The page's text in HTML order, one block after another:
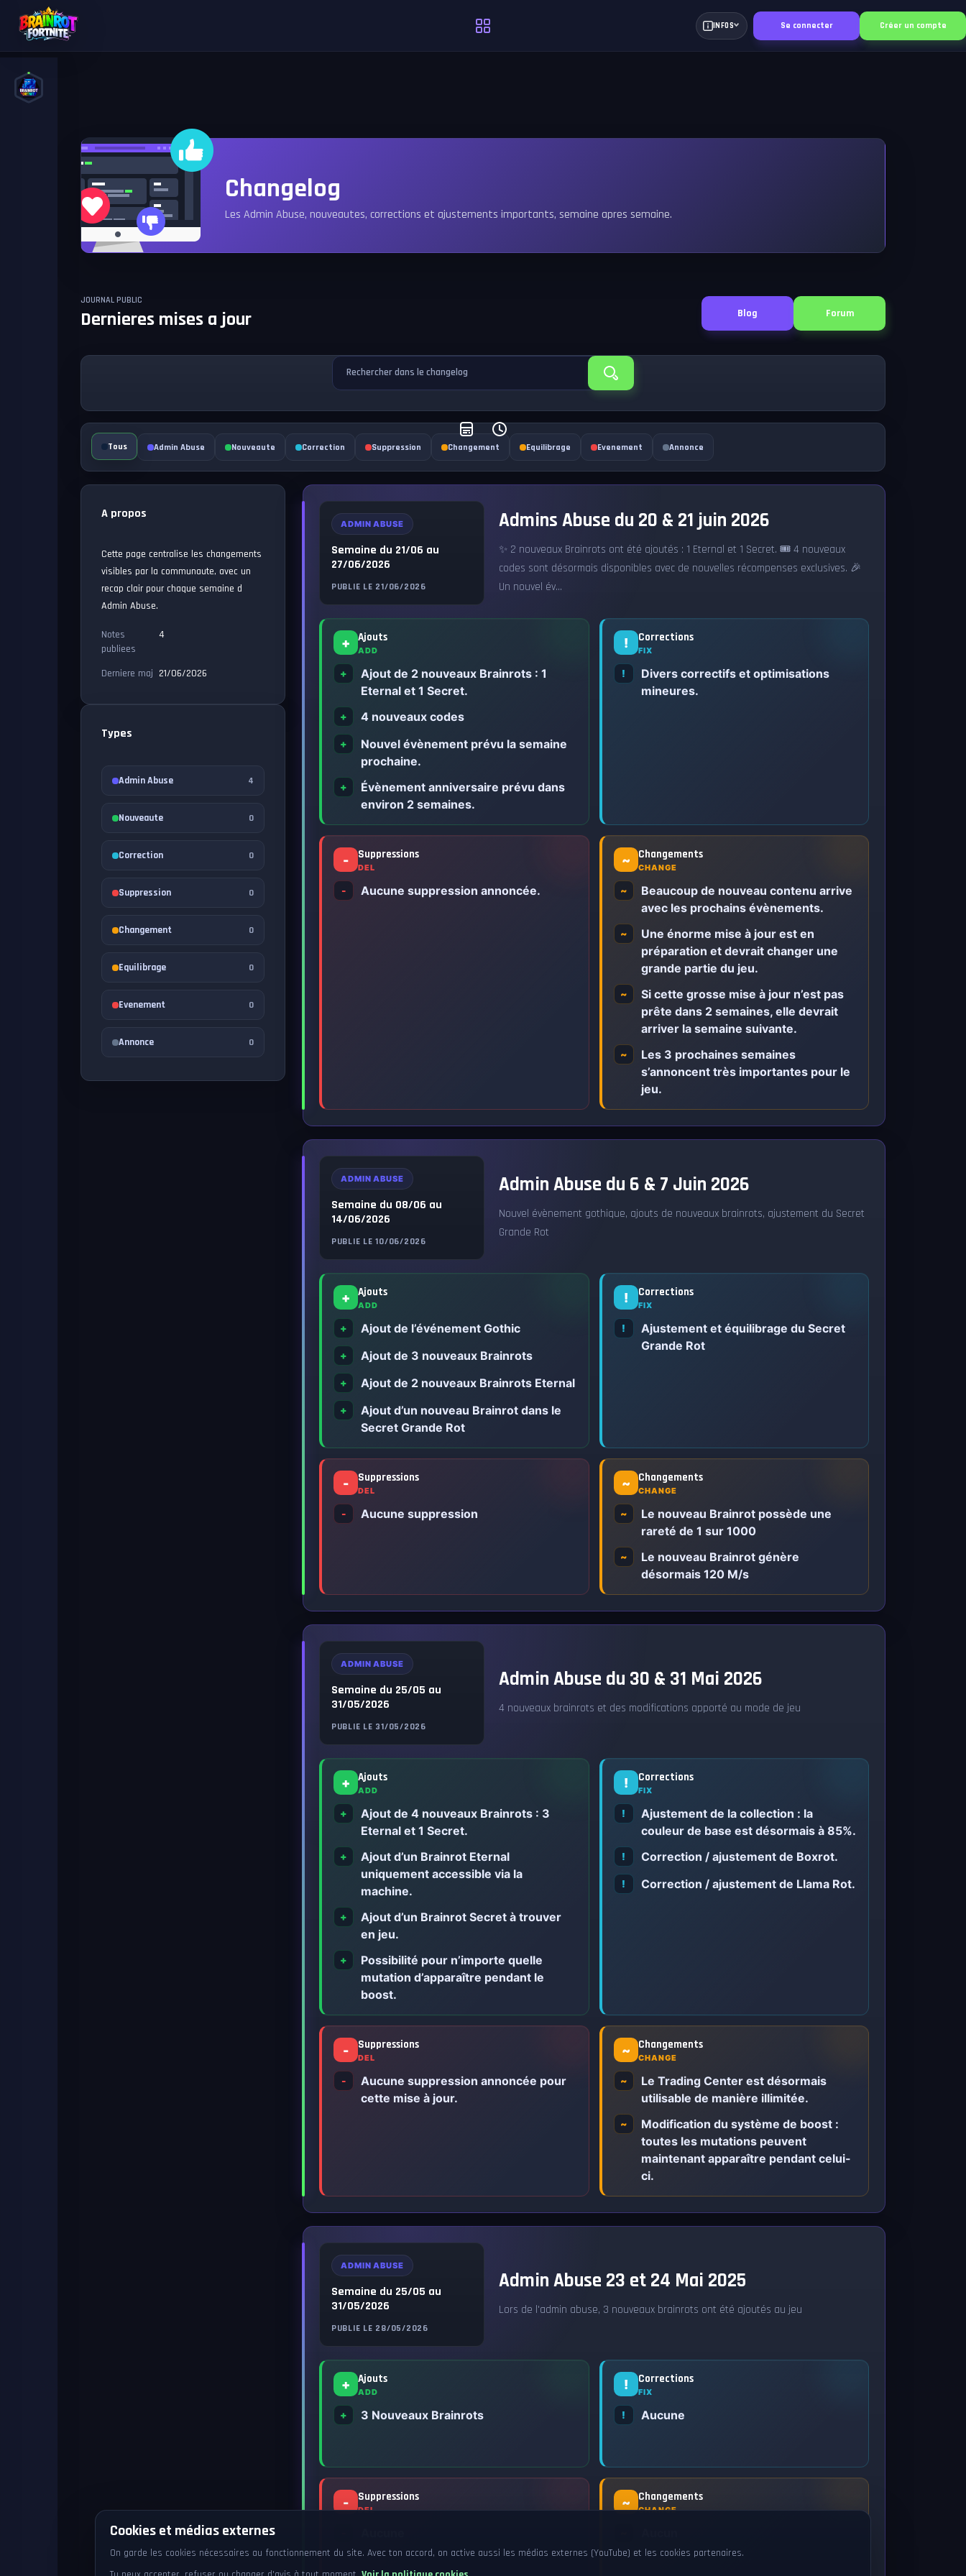
INFOS Se connecter Créer un compte
Cookies et médias externes
On garde les cookies nécessaires au fonctionnement du site. Avec ton accord, on active aussi les médias externes (YouTube) et les cookies partenaires.
Changelog
Les Admin Abuse, nouveautes, corrections et ajustements importants, semaine apres semaine.
JOURNAL PUBLIC
Dernieres mises a jour Blog Forum
Rechercher dans le changelog
Tous Admin Abuse Nouveaute Correction Suppression Changement Equilibrage Evenement Annonce
A propos
Cette page centralise les changements
visibles par la communaute, avec un
recap clair pour chaque semaine d
Admin Abuse.
Notes
publiees
4
Derniere maj 21/06/2026
Types
Admin Abuse 4
Nouveaute 0
Correction 0
Suppression 0
Changement 0
Equilibrage 0
Evenement 0
Annonce 0
ADMIN ABUSE
Semaine du 21/06 au
27/06/2026
PUBLIE LE 21/06/2026
Admins Abuse du 20 & 21 juin 2026
✨ 2 nouveaux Brainrots ont été ajoutés : 1 Eternal et 1 Secret. 🎟️ 4 nouveaux
codes sont désormais disponibles avec de nouvelles récompenses exclusives. 🎉
Un nouvel év...
+ Ajouts
ADD
+
Ajout de 2 nouveaux Brainrots : 1
Eternal et 1 Secret.
+ 4 nouveaux codes
+
Nouvel évènement prévu la semaine
prochaine.
+
Évènement anniversaire prévu dans
environ 2 semaines.
! Corrections
FIX
!
Divers correctifs et optimisations
mineures.
- Suppressions
DEL
- Aucune suppression annoncée.
~ Changements
CHANGE
~
Beaucoup de nouveau contenu arrive
avec les prochains évènements.
~
Une énorme mise à jour est en
préparation et devrait changer une
grande partie du jeu.
~
Si cette grosse mise à jour n’est pas
prête dans 2 semaines, elle devrait
arriver la semaine suivante.
~
Les 3 prochaines semaines
s’annoncent très importantes pour le
jeu.
ADMIN ABUSE
Semaine du 08/06 au
14/06/2026
PUBLIE LE 10/06/2026
Admin Abuse du 6 & 7 Juin 2026
Nouvel évènement gothique, ajouts de nouveaux brainrots, ajustement du Secret
Grande Rot
+ Ajouts
ADD
+ Ajout de l’événement Gothic
+ Ajout de 3 nouveaux Brainrots
+ Ajout de 2 nouveaux Brainrots Eternal
+
Ajout d’un nouveau Brainrot dans le
Secret Grande Rot
! Corrections
FIX
!
Ajustement et équilibrage du Secret
Grande Rot
- Suppressions
DEL
- Aucune suppression
~ Changements
CHANGE
~
Le nouveau Brainrot possède une
rareté de 1 sur 1000
~
Le nouveau Brainrot génère
désormais 120 M/s
ADMIN ABUSE
Semaine du 25/05 au
31/05/2026
PUBLIE LE 31/05/2026
Admin Abuse du 30 & 31 Mai 2026
4 nouveaux brainrots et des modifications apporté au mode de jeu
+ Ajouts
ADD
+
Ajout de 4 nouveaux Brainrots : 3
Eternal et 1 Secret.
+
Ajout d’un Brainrot Eternal
uniquement accessible via la
machine.
+
Ajout d’un Brainrot Secret à trouver
en jeu.
+
Possibilité pour n’importe quelle
mutation d’apparaître pendant le
boost.
! Corrections
FIX
!
Ajustement de la collection : la
couleur de base est désormais à 85%.
! Correction / ajustement de Boxrot.
! Correction / ajustement de Llama Rot.
- Suppressions
DEL
-
Aucune suppression annoncée pour
cette mise à jour.
~ Changements
CHANGE
~
Le Trading Center est désormais
utilisable de manière illimitée.
~
Modification du système de boost :
toutes les mutations peuvent
maintenant apparaître pendant celui-
ci.
ADMIN ABUSE
Semaine du 25/05 au
31/05/2026
PUBLIE LE 28/05/2026
Admin Abuse 23 et 24 Mai 2025
Lors de l'admin abuse, 3 nouveaux brainrots ont été ajoutés au jeu
+ Ajouts
ADD
+ 3 Nouveaux Brainrots
! Corrections
FIX
! Aucune
- Suppressions
DEL
~ Changements
CHANGE